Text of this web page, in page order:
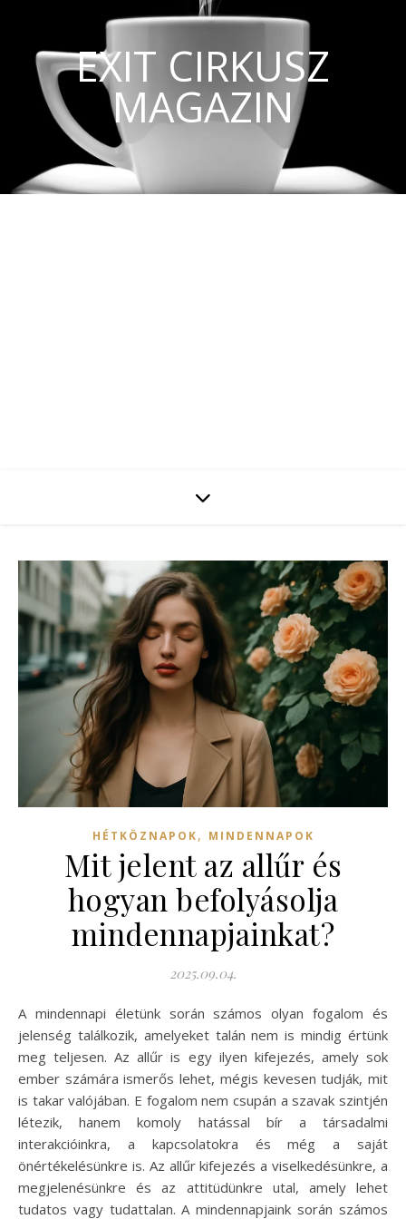
EXIT CIRKUSZ
MAGAZIN
HÉTKÖZNAPOK, MINDENNAPOK
Mit jelent az allűr és
hogyan befolyásolja
mindennapjainkat?
2025.09.04.
A mindennapi életünk során számos olyan fogalom és
jelenség találkozik, amelyeket talán nem is mindig értünk
meg teljesen. Az allűr is egy ilyen kifejezés, amely sok
ember számára ismerős lehet, mégis kevesen tudják, mit
is takar valójában. E fogalom nem csupán a szavak szintjén
létezik, hanem komoly hatással bír a társadalmi
interakcióinkra, a kapcsolatokra és még a saját
önértékelésünkre is. Az allűr kifejezés a viselkedésünkre, a
megjelenésünkre és az attitüdünkre utal, amely lehet
tudatos vagy tudattalan. A mindennapjaink során számos